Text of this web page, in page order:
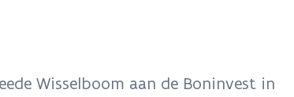
Wisselboom aan de Boninvest in